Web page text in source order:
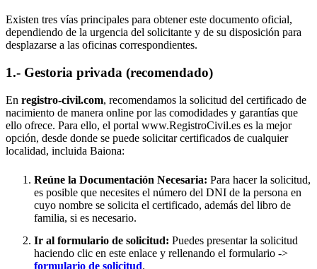
Existen tres vías principales para obtener este documento oficial,
dependiendo de la urgencia del solicitante y de su disposición para
desplazarse a las oficinas correspondientes.
1.- Gestoria privada (recomendado)
En registro-civil.com, recomendamos la solicitud del certificado de
nacimiento de manera online por las comodidades y garantías que
ello ofrece. Para ello, el portal www.RegistroCivil.es es la mejor
opción, desde donde se puede solicitar certificados de cualquier
localidad, incluida Baiona:
Reúne la Documentación Necesaria: Para hacer la solicitud,
es posible que necesites el número del DNI de la persona en
cuyo nombre se solicita el certificado, además del libro de
familia, si es necesario.
Ir al formulario de solicitud: Puedes presentar la solicitud
haciendo clic en este enlace y rellenando el formulario ->
formulario de solicitud.